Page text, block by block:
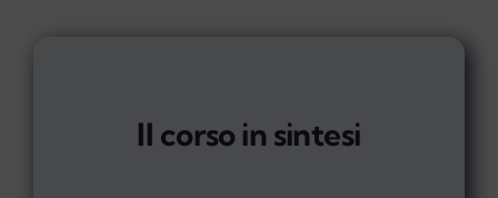
Il corso in sintesi